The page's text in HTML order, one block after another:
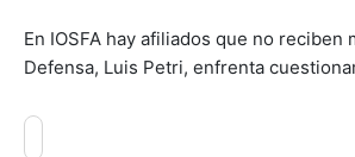
En IOSFA hay afiliados que no
Defensa, Luis Petri, enfrenta